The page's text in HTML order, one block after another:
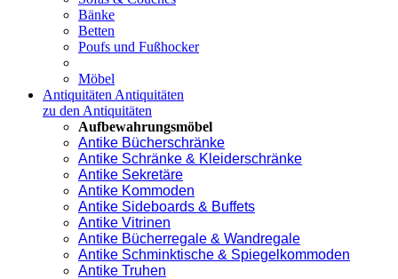
Bänke
Betten
Poufs und Fußhocker
Möbel
Antiquitäten Antiquitäten
zu den Antiquitäten
Aufbewahrungsmöbel
Antike Bücherschränke
Antike Schränke & Kleiderschränke
Antike Sekretäre
Antike Kommoden
Antike Sideboards & Buffets
Antike Vitrinen
Antike Bücherregale & Wandregale
Antike Schminktische & Spiegelkommoden
Antike Truhen